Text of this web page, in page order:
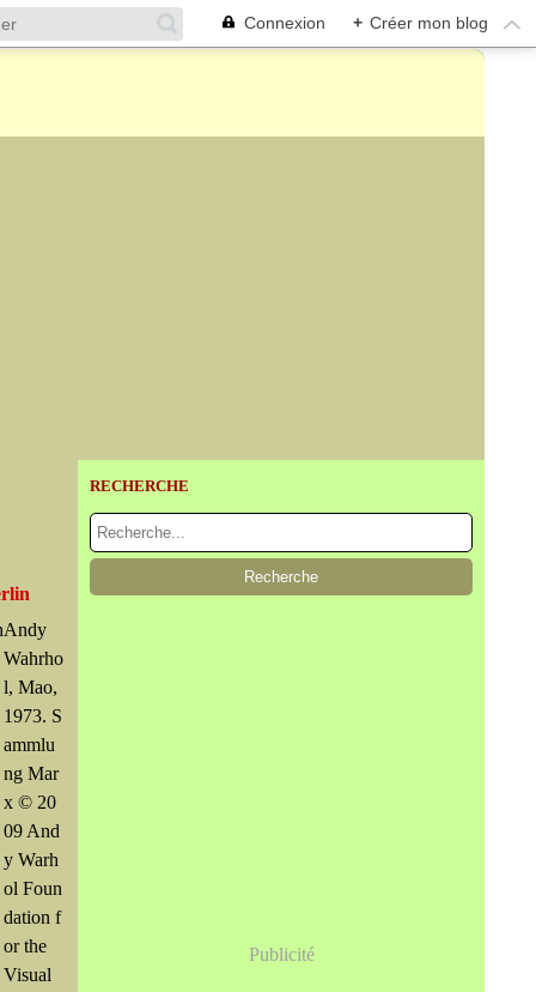
Connexion + Créer mon blog
Andy
Wahrho
l, Mao,
1973. S
ammlu
ng Mar
x © 20
09 And
y Warh
ol Foun
dation f
or the
Visual
RECHERCHE
Publicité